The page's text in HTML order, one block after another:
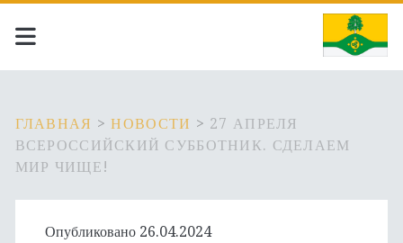
ГЛАВНАЯ >НОВОСТИ > 27 АПРЕЛЯ
ВСЕРОССИЙСКИЙ СУББОТНИК. СДЕЛАЕМ
МИР ЧИЩЕ!
Опубликовано 26.04.2024